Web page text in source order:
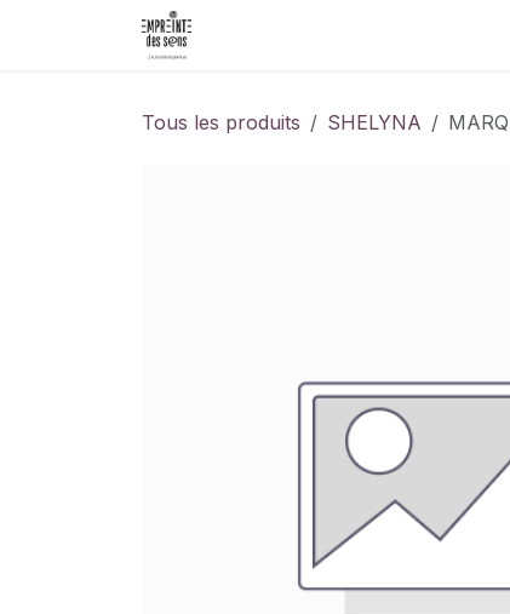
Se rendre au contenu
Tous les produits SHELYNA